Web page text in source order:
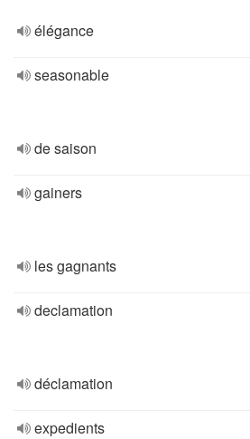
élégance
seasonable
de saison
gainers
les gagnants
declamation
déclamation
expedients